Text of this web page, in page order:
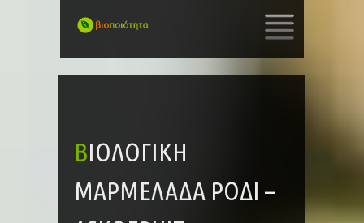
TO
ΒΙΟΛΟΓΙΚΉ
ΜΑΡΜΕΛΆΔΑ ΡΌΔΙ –